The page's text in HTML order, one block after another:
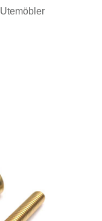
Utemöbler